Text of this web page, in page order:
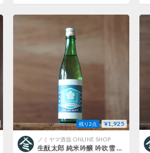
残り2点 ¥1,925
ノミヤマ酒販 ONLINE SHOP
生酛太郎 純米吟醸 吟吹雪 生酒 720ml